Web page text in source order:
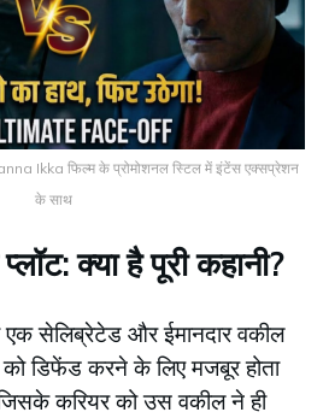
Ikka फिल्म के प्रोमोशनल स्टिल में इंटेंस एक्सप्रेशन
के साथ
क्या है पूरी कहानी?
एक सेलिब्रेटेड और ईमानदार वकील
को डिफेंड करने के लिए मजबूर होता
करियर को उस वकील ने ही